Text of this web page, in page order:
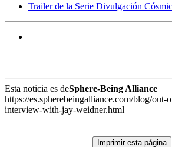
Trailer de la Serie Divulgación
Esta noticia es deSphere-Being Alliance
https://es.spherebeingalliance.com/blog/
interview-with-jay-weidner.html